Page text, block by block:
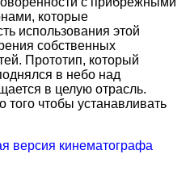
которые
использования этой
собственных
Прототип, который
в небо над
в целую отрасль.
того чтобы устанавливать
версия кинематографа